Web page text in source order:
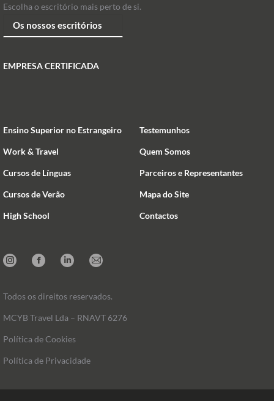
Escolha o escritório mais perto de si.
EMPRESA CERTIFICADA
Ensino Superior no Estrangeiro
Work & Travel
Cursos de Línguas
Cursos de Verão
High School
Testemunhos
Quem Somos
Parceiros e Representantes
Mapa do Site
Contactos
Todos os direitos reservados.
Política de Cookies
Política de Privacidade
InstagramFacebookLinkedinMail
MCYB Travel Lda – RNAVT 6276